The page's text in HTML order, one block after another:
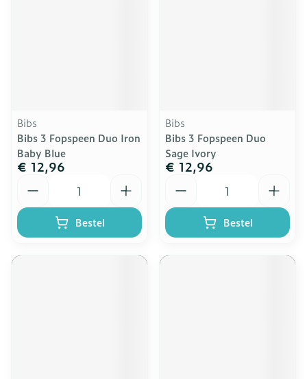
Bibs
Bibs 3 Fopspeen Duo Iron
Baby Blue
€ 12,96
Bestel
Bibs
Bibs 3 Fopspeen Duo
Sage Ivory
€ 12,96
Bestel